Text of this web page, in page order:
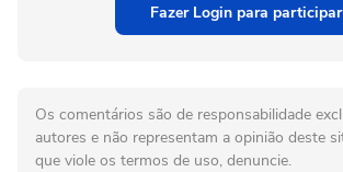
Fazer Login para participar
Os comentários são de responsabilidade
autores e não representam a opinião deste
que viole os termos de uso, denuncie.